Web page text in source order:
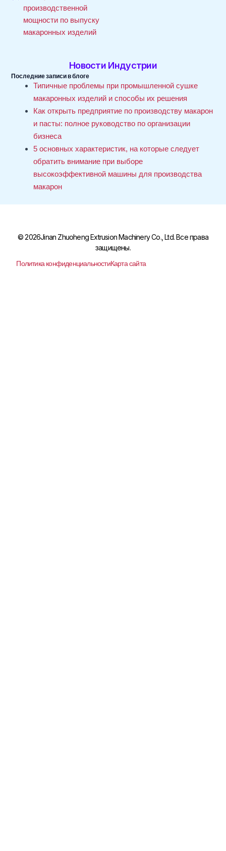
производственной
мощности по выпуску
макаронных изделий
Новости Индустрии
Последние записи в блоге
Типичные проблемы при промышленной сушке
макаронных изделий и способы их решения
Как открыть предприятие по производству макарон
и пасты: полное руководство по организации
бизнеса
5 основных характеристик, на которые следует
обратить внимание при выборе
высокоэффективной машины для производства
макарон
© 2026Jinan Zhuoheng Extrusion Machinery Co., Ltd. Все права
защищены.
Политика конфиденциальностиКарта сайта